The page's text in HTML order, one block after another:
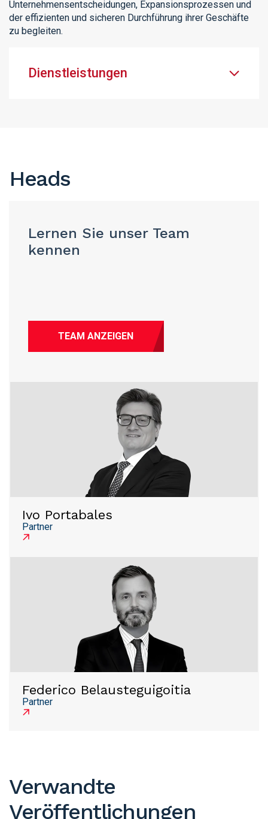
Unternehmensentscheidungen, Expansionsprozessen und
der effizienten und sicheren Durchführung ihrer Geschäfte
zu begleiten.
Dienstleistungen
Heads
Lernen Sie unser Team
kennen
TEAM ANZEIGEN
Ivo Portabales
Partner
Federico Belausteguigoitia
Partner
Verwandte
Veröffentlichungen